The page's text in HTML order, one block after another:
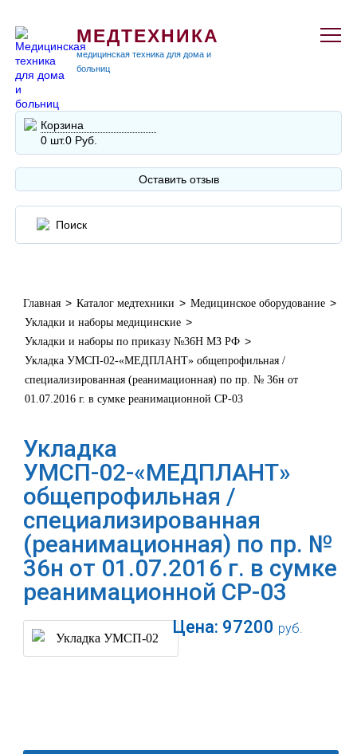
МЕДТЕХНИКА
медицинская техника для дома и
больниц
Корзина
0 шт.0 Руб.
Оставить отзыв
Главная > Каталог медтехники > Медицинское оборудование >
Укладки и наборы медицинские >
Укладки и наборы по приказу №36Н МЗ РФ >
Укладка УМСП-02-«МЕДПЛАНТ» общепрофильная /
специализированная (реанимационная) по пр. № 36н от
01.07.2016 г. в сумке реанимационной СР-03
Укладка
УМСП-02-«МЕДПЛАНТ»
общепрофильная /
специализированная
(реанимационная) по пр. №
36н от 01.07.2016 г. в сумке
реанимационной СР-03
Цена: 97200 руб.